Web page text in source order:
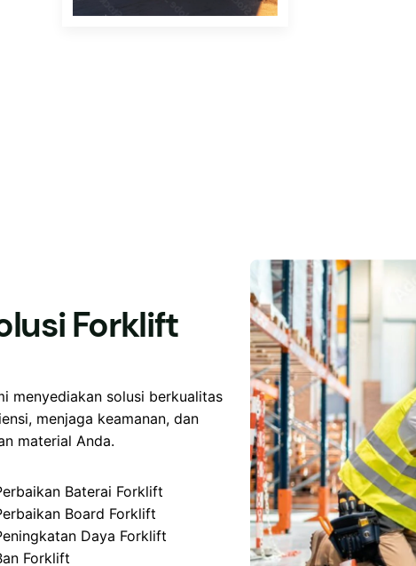
Forklift
menyediakan solusi berkualitas
menjaga keamanan, dan
material Anda.
Baterai Forklift
Board Forklift
Daya Forklift
Forklift